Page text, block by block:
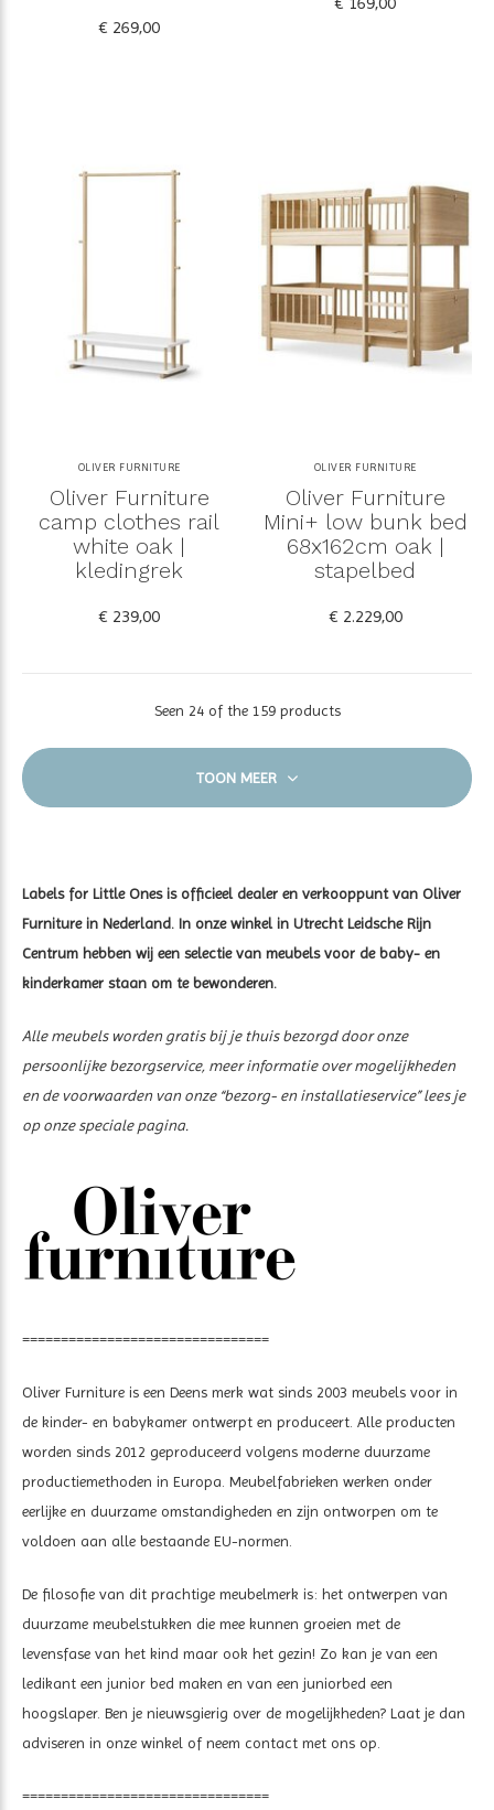
€ 269,00
OLIVER FURNITURE
Oliver Furniture
camp clothes rail
white oak |
kledingrek
€ 239,00
OLIVER FURNITURE
Oliver Furniture
Mini+ low bunk bed
68x162cm oak |
stapelbed
€ 2.229,00
Seen 24 of the 159 products
TOON MEER
Labels for Little Ones is officieel dealer en verkooppunt van Oliver
Furniture in Nederland. In onze winkel in Utrecht Leidsche Rijn
Centrum hebben wij een selectie van meubels voor de baby- en
kinderkamer staan om te bewonderen.
Alle meubels worden gratis bij je thuis bezorgd door onze
persoonlijke bezorgservice, meer informatie over mogelijkheden
en de voorwaarden van onze “bezorg- en installatieservice” lees je
op onze speciale pagina.
================================
Oliver Furniture is een Deens merk wat sinds 2003 meubels voor in
de kinder- en babykamer ontwerpt en produceert. Alle producten
worden sinds 2012 geproduceerd volgens moderne duurzame
productiemethoden in Europa. Meubelfabrieken werken onder
eerlijke en duurzame omstandigheden en zijn ontworpen om te
voldoen aan alle bestaande EU-normen.
De filosofie van dit prachtige meubelmerk is: het ontwerpen van
duurzame meubelstukken die mee kunnen groeien met de
levensfase van het kind maar ook het gezin! Zo kan je van een
ledikant een junior bed maken en van een juniorbed een
hoogslaper. Ben je nieuwsgierig over de mogelijkheden? Laat je dan
adviseren in onze winkel of neem contact met ons op.
================================